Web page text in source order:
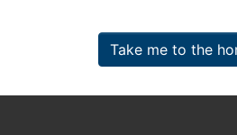
Take me to the